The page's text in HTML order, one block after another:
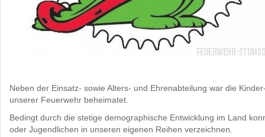
Neben der Einsatz- sowie Alters- und Ehrenabteilung war die
unserer Feuerwehr beheimatet.
Bedingt durch die stetige demographische Entwicklung im Land
oder Jugendlichen in unseren eigenen Reihen verzeichnen.